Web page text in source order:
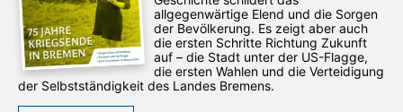
allgegenwärtige Elend und die Sorgen
der Bevölkerung. Es zeigt aber auch
die ersten Schritte Richtung Zukunft
auf – die Stadt unter der US-Flagge,
die ersten Wahlen und die Verteidigung
der Selbstständigkeit des Landes Bremens.